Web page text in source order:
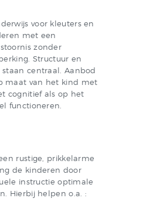
voor kleuters en
met een
zonder
Structuur en
centraal. Aanbod
maat van het kind met
cognitief als op het
functioneren.
rustige, prikkelarme
de kinderen door
instructie optimale
Hierbij helpen o.a. :